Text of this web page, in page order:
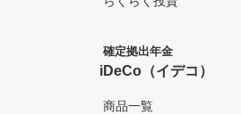
確定拠出年金
iDeCo（イデコ）
商品一覧